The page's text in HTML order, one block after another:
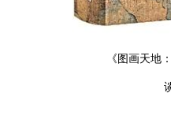
《图画天地